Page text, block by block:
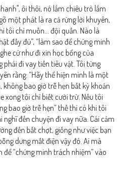
ôi thôi, nó lắm chiêu trò lắm
một phát là ra cả rừng lời khuyên,
tôi chỉ muốn… đội quần. Nào là
đầy đủ”, “làm sao để chứng minh
cứ như đi xin học bổng của
phải đi vay tiền tiêu vặt. Tôi từng
rằng: “Hãy thể hiện mình là một
bao giờ trễ hẹn bất kỳ khoản
xong tôi chỉ biết cười trừ. Nếu tôi
bao giờ trễ hẹn” thế thì có khi tôi
nghĩ đến chuyện đi vay nữa. Cái cảm
đến bất chợt, giống như việc bạn
dưng mất điện vậy đó. Ai mà
để “chứng minh trách nhiệm” vào